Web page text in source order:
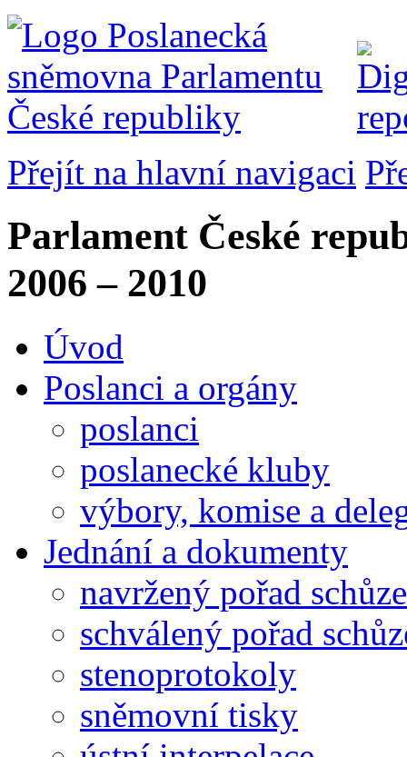
Přejít na hlavní navigaci
Parlament České
2006 – 2010
Úvod
Poslanci a orgány
poslanci
poslanecké kluby
výbory, komise a
Jednání a dokumenty
navržený pořad schůze
schválený pořad
stenoprotokoly
sněmovní tisky